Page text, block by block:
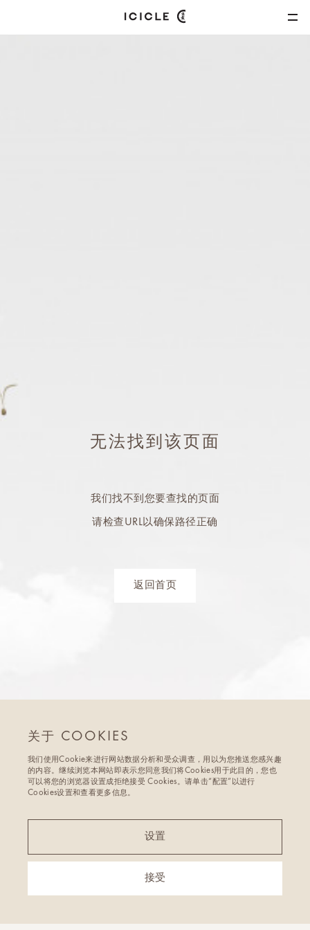
无法找到该页面
我们找不到您要查找的页面
请检查URL以确保路径正确
返回首页
关于 COOKIES
我们使用Cookie来进行网站数据分析和受众调查，用以为您推送您感兴趣
的内容。继续浏览本网站即表示您同意我们将Cookies用于此目的，您也
可以将您的浏览器设置成拒绝接受 Cookies。请单击“配置”以进行
Cookies设置和查看更多信息。
设置
接受